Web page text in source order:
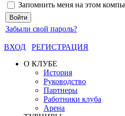
Запомнить меня на этом
Забыли свой пароль?
ВХОД
РЕГИСТРАЦИЯ
О КЛУБЕ
История
Руководство
Партнеры
Работники клуба
Арена